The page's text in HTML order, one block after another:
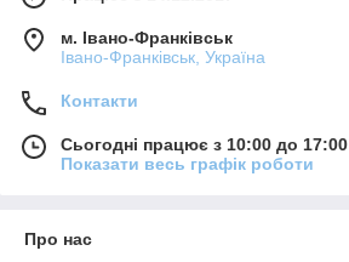
м. Івано-Франківськ
Івано-Франківськ, Україна
Контакти
Сьогодні працює з 10:00 до 17:00
Показати весь графік роботи
Про нас